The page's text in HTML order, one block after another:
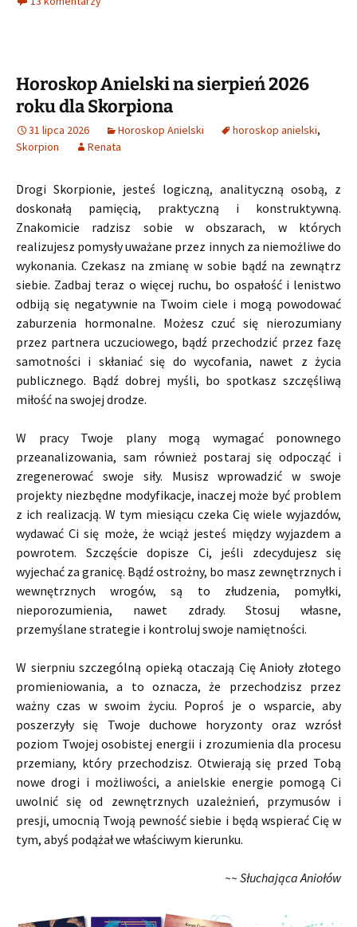
Horoskop Anielski na sierpień 2026
roku dla Skorpiona
31 lipca 2026 Horoskop Anielski horoskop anielski,
Skorpion
Renata
Drogi Skorpionie, jesteś logiczną, analityczną osobą, z
doskonałą pamięcią, praktyczną i konstruktywną.
Znakomicie radzisz sobie w obszarach, w których
realizujesz pomysły uważane przez innych za niemożliwe do
wykonania. Czekasz na zmianę w sobie bądź na zewnątrz
siebie. Zadbaj teraz o więcej ruchu, bo ospałość i lenistwo
odbiją się negatywnie na Twoim ciele i mogą powodować
zaburzenia hormonalne. Możesz czuć się nierozumiany
przez partnera uczuciowego, bądź przechodzić przez fazę
samotności i skłaniać się do wycofania, nawet z życia
publicznego. Bądź dobrej myśli, bo spotkasz szczęśliwą
miłość na swojej drodze.
W pracy Twoje plany mogą wymagać ponownego
przeanalizowania, sam również postaraj się odpocząć i
zregenerować swoje siły. Musisz wprowadzić w swoje
projekty niezbędne modyfikacje, inaczej może być problem
z ich realizacją. W tym miesiącu czeka Cię wiele wyjazdów,
wydawać Ci się może, że wciąż jesteś między wyjazdem a
powrotem. Szczęście dopisze Ci, jeśli zdecydujesz się
wyjechać za granicę. Bądź ostrożny, bo masz zewnętrznych i
wewnętrznych wrogów, są to złudzenia, pomyłki,
nieporozumienia, nawet zdrady. Stosuj własne,
przemyślane strategie i kontroluj swoje namiętności.
W sierpniu szczególną opieką otaczają Cię Anioły złotego
promieniowania, a to oznacza, że przechodzisz przez
ważny czas w swoim życiu. Poproś je o wsparcie, aby
poszerzyły się Twoje duchowe horyzonty oraz wzrósł
poziom Twojej osobistej energii i zrozumienia dla procesu
przemiany, który przechodzisz. Otwierają się przed Tobą
nowe drogi i możliwości, a anielskie energie pomogą Ci
uwolnić się od zewnętrznych uzależnień, przymusów i
presji, umocnią Twoją pewność siebie i będą wspierać Cię w
tym, abyś podążał we właściwym kierunku.
~~ Słuchająca Aniołów